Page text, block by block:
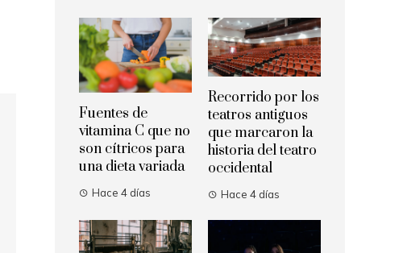
Fuentes de
vitamina C que no
son cítricos para
una dieta variada
Hace 4 días
Recorrido por los
teatros antiguos
que marcaron la
historia del teatro
occidental
Hace 4 días